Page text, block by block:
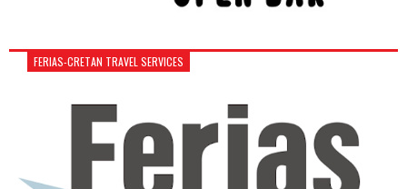
FERIAS-CRETAN TRAVEL SERVICES